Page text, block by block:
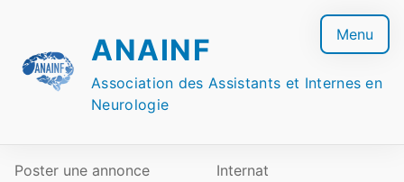
content
ANAINF
Association des Assistants et Internes en
Neurologie
Menu
Poster une annonce Internat